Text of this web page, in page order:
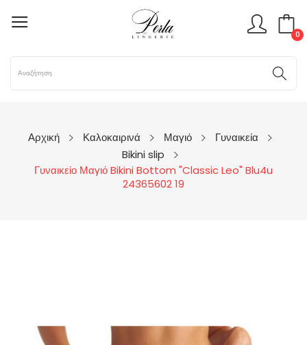
0
Αρχική Καλοκαιρινά Μαγιό
Γυναικεία
Bikini slip
Γυναικείο Μαγιό Bikini Bottom "Classic Leo" Blu4u
24365602 19